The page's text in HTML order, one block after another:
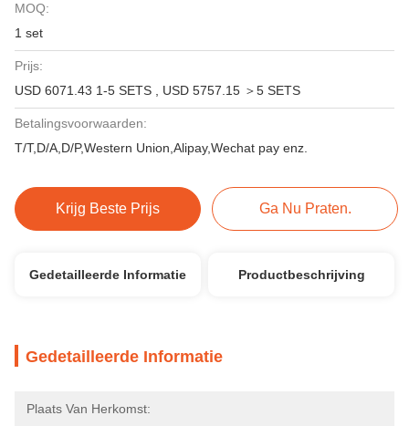
MOQ:
1 set
Prijs:
USD 6071.43 1-5 SETS , USD 5757.15 ＞5 SETS
Betalingsvoorwaarden:
T/T,D/A,D/P,Western Union,Alipay,Wechat pay enz.
Krijg Beste Prijs Ga Nu Praten.
Gedetailleerde Informatie Productbeschrijving
Gedetailleerde Informatie
Plaats Van Herkomst: